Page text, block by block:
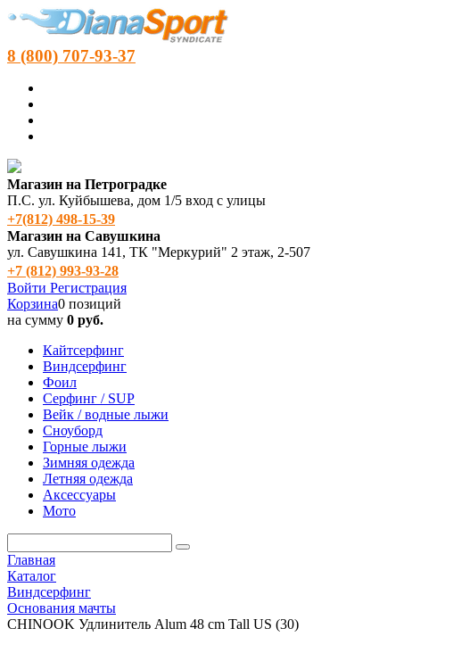
8 (800) 707-93-37
Магазин на Петроградке
П.С. ул. Куйбышева, дом 1/5 вход с улицы
+7(812) 498‑15-39
Магазин на Савушкина
ул. Савушкина 141, ТК "Меркурий" 2 этаж, 2-507
+7 (812) 993-93-28
Войти Регистрация
Корзина0 позиций
на сумму 0 руб.
Кайтсерфинг
Виндсерфинг
Фоил
Серфинг / SUP
Вейк / водные лыжи
Сноуборд
Горные лыжи
Зимняя одежда
Летняя одежда
Аксессуары
Мото
Главная
Каталог
Виндсерфинг
Основания мачты
CHINOOK Удлинитель Alum 48 cm Tall US (30)